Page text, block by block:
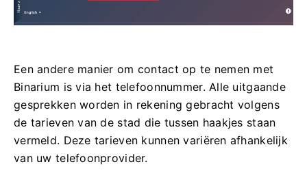
Een andere manier om contact op te nemen met
Binarium is via het telefoonnummer. Alle uitgaande
gesprekken worden in rekening gebracht volgens
de tarieven van de stad die tussen haakjes staan ​​
vermeld. Deze tarieven kunnen variëren afhankelijk
van uw telefoonprovider.